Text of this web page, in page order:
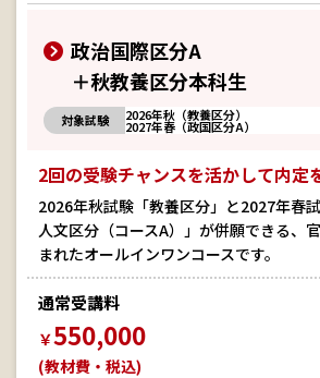
政治国際区分A
＋秋教養区分本科生
対象試験 2026年秋（教養区分）
2027年春（政国区分A）
2回の受験チャンスを活かして内定
2026年秋試験「教養区分」と2027年春
人文区分（コースA）」が併願できる、
まれたオールインワンコースです。
通常受講料
￥550,000
(教材費・税込)